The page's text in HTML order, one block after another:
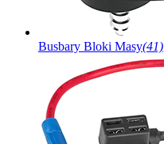
Busbary Bloki Masy(41)